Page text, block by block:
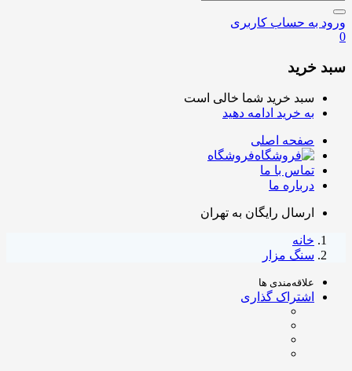
ورود به حساب کاربری
0
سبد خرید
سبد خرید شما خالی است
به خرید ادامه دهید
صفحه اصلی
فروشگاه
تماس با ما
درباره ما
ارسال رایگان به تهران
خانه
سنگ مزار
علاقه‌مندی ها
اشتراک گذاری